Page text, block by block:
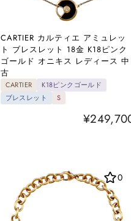
CARTIER カルティエ アミュレッ
ト ブレスレット 18金 K18ピンク
ゴールド オニキス レディース 中
古
CARTIER
K18ピンクゴールド
ブレスレット
S
0